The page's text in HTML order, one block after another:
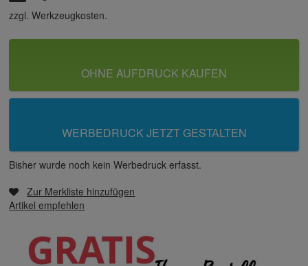
zzgl. Werkzeugkosten.
OHNE AUFDRUCK KAUFEN
WERBEDRUCK JETZT GESTALTEN
Bisher wurde noch kein Werbedruck erfasst.
Zur Merkliste hinzufügen
Artikel empfehlen